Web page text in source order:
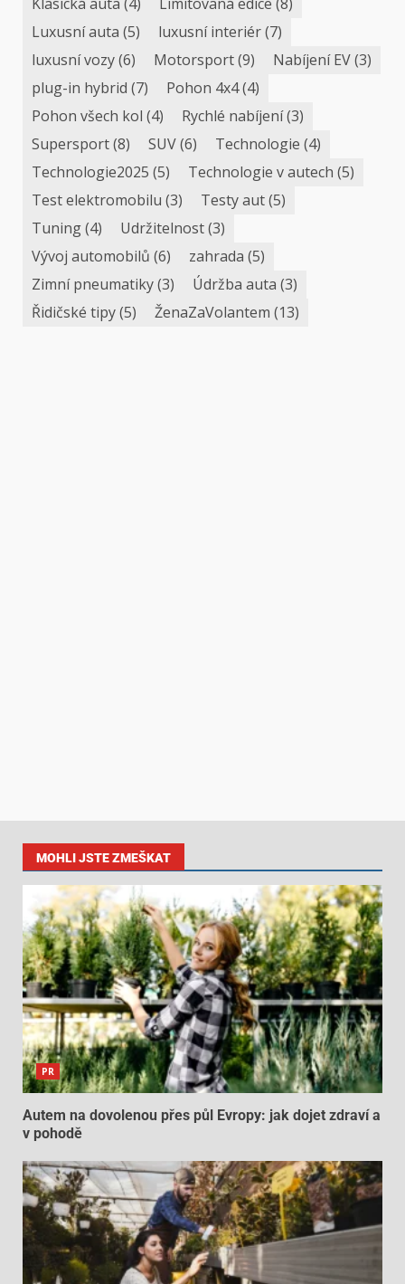
Klasická auta (4) Limitovaná edice (8)
Luxusní auta (5) luxusní interiér(7)
luxusní vozy(6) Motorsport(9) Nabíjení EV(3)
plug-in hybrid (7) Pohon 4x4(4)
Pohon všech kol (4) Rychlé nabíjení(3)
Supersport(8) SUV(6) Technologie (4)
Technologie2025 (5) Technologie v autech (5)
Test elektromobilu (3) Testy aut(5)
Tuning(4) Udržitelnost(3)
Vývoj automobilů (6) zahrada (5)
Zimní pneumatiky(3) Údržba auta (3)
Řidičské tipy(5) ŽenaZaVolantem (13)
MOHLI JSTE ZMEŠKAT
PR
Autem na dovolenou přes půl Evropy: jak dojet zdraví a
v pohodě